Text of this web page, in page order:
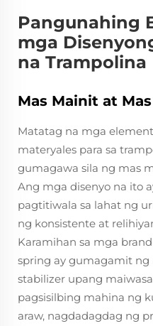
Pangunahing
mga
na Trampolina
Mas Mainit at
Matatag na mga
materyales para sa
gumagawa sila ng mas
Ang mga disenyo na ito
pagtitiwala sa lahat ng
ng konsistente at
Karamihan sa mga
spring ay gumagamit ng
stabilizer upang
pagsisilbing mahina ng
araw, nagdadagdag ng